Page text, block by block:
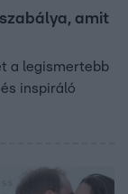
amit
a legismertebb
inspiráló